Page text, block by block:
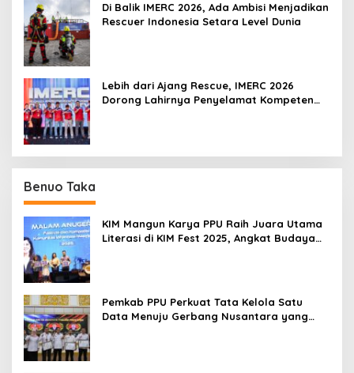
Di Balik IMERC 2026, Ada Ambisi Menjadikan
Rescuer Indonesia Setara Level Dunia
Lebih dari Ajang Rescue, IMERC 2026
Dorong Lahirnya Penyelamat Kompeten
Benuo Taka
KIM Mangun Karya PPU Raih Juara Utama
Literasi di KIM Fest 2025, Angkat Budaya
Pemkab PPU Perkuat Tata Kelola Satu
Data Menuju Gerbang Nusantara yang